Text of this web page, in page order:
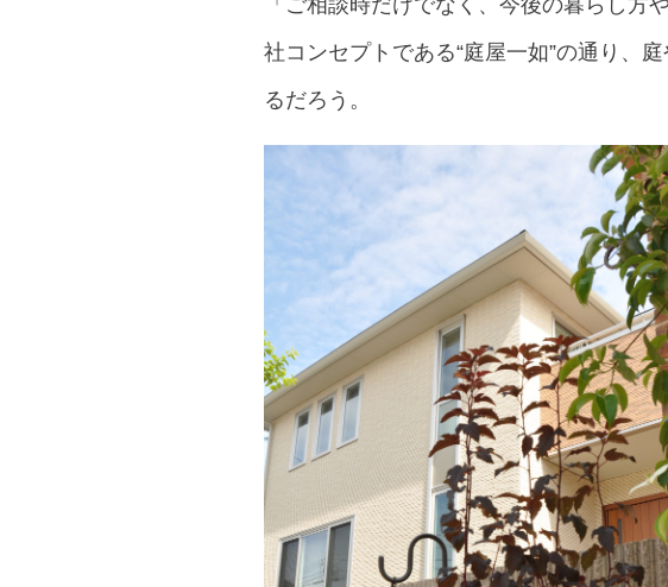
社コンセプトである“庭屋一如”の通り、
るだろう。